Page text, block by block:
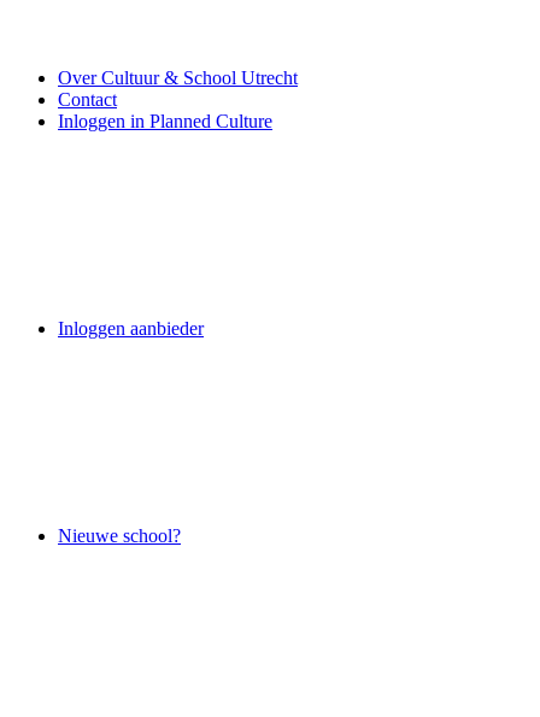
Over Cultuur & School Utrecht
Contact
Inloggen in Planned Culture
Inloggen aanbieder
Nieuwe school?